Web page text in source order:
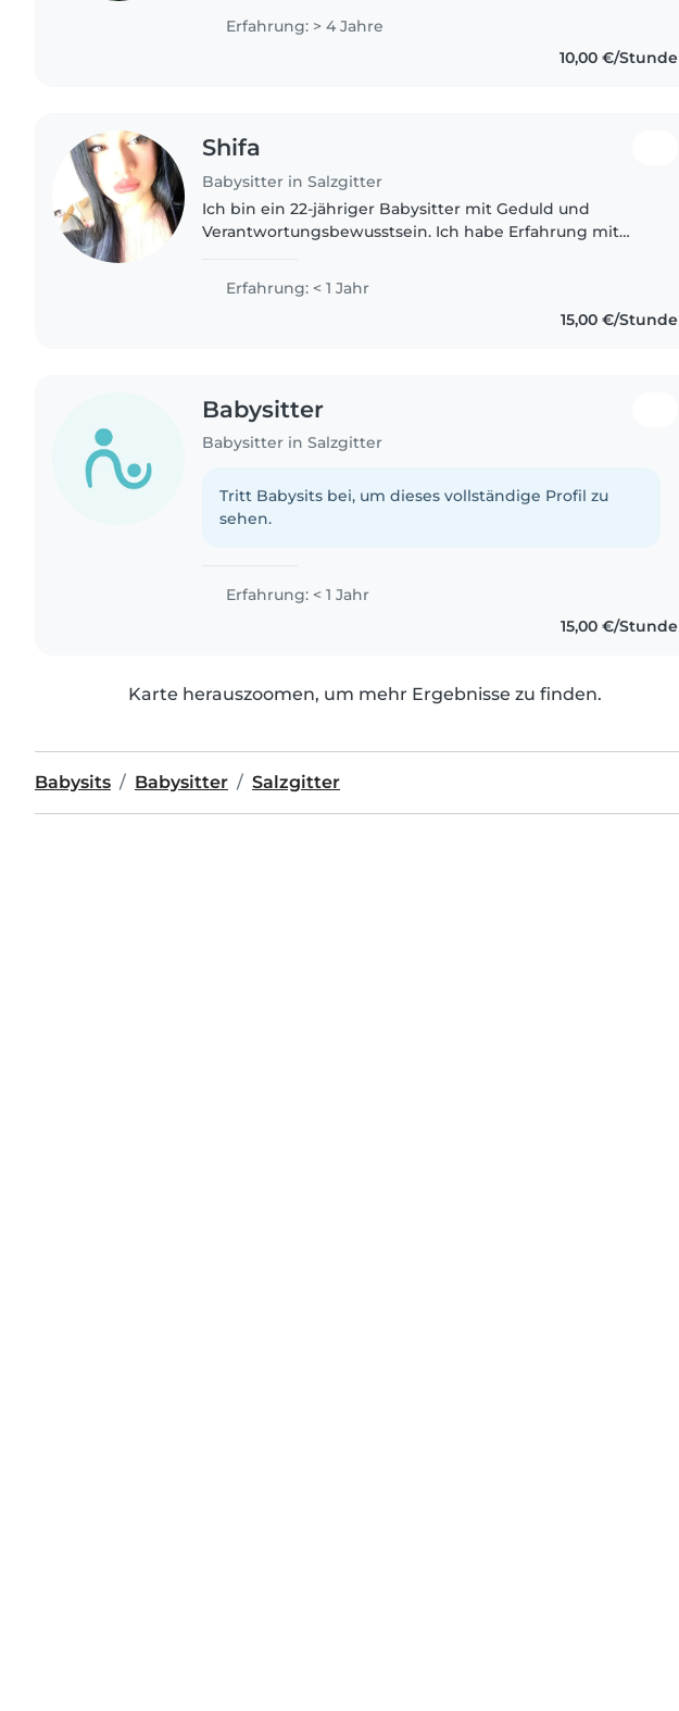
Kindern im Vorschul-, Kleinkind-..
Erfahrung: > 4 Jahre
10,00 €/Stunde
Shifa
Babysitter in Salzgitter
Ich bin ein 22-jähriger Babysitter mit Geduld und
Verantwortungsbewusstsein. Ich habe Erfahrung mit
Erfahrung: < 1 Jahr
15,00 €/Stunde
Babysitter
Babysitter in Salzgitter
Tritt Babysits bei, um dieses vollständige Profil zu
sehen.
Erfahrung: < 1 Jahr
15,00 €/Stunde
Karte herauszoomen, um mehr Ergebnisse zu finden.
Babysits Babysitter Salzgitter